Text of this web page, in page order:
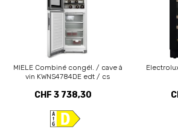
MIELE Combiné congél. / cave à
vin KWNS4784DE edt / cs
CHF 3 738,30